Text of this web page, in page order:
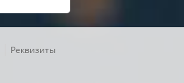
Реквизиты